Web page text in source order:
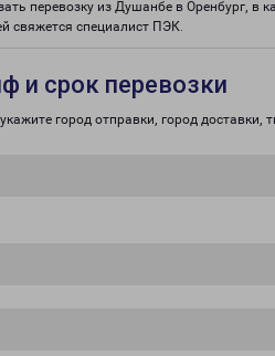
перевозку из Душанбе в Оренбург, в
свяжется специалист ПЭК.
и срок перевозки
город отправки, город доставки,